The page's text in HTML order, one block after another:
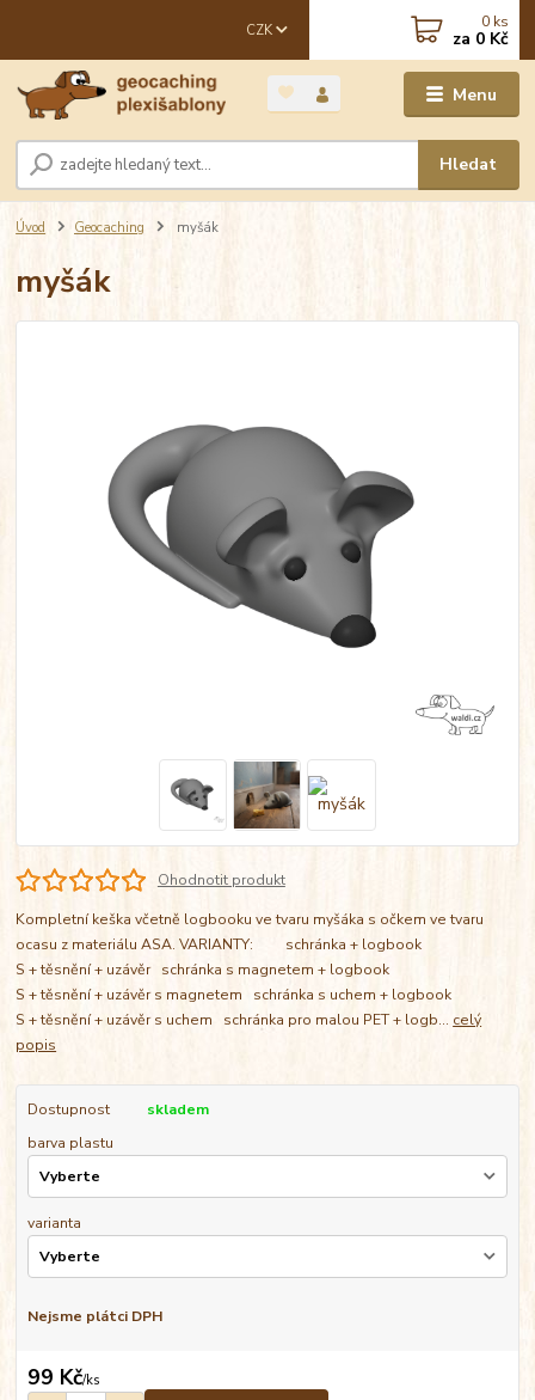
Menu
CZK
Hledat
0 ks
za 0 Kč
Úvod Geocaching myšák
myšák
Ohodnotit produkt
Kompletní keška včetně logbooku ve tvaru myšáka s očkem ve tvaru
ocasu z materiálu ASA. VARIANTY: schránka + logbook
S + těsnění + uzávěr schránka s magnetem + logbook
S + těsnění + uzávěr s magnetem schránka s uchem + logbook
S + těsnění + uzávěr s uchem schránka pro malou PET + logb... celý
popis
Dostupnost
skladem
barva plastu
varianta
Nejsme plátci DPH
99 Kč/ks